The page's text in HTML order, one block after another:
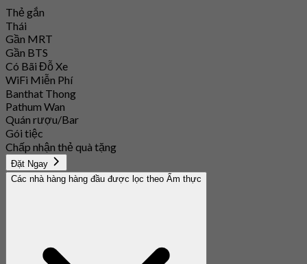
Thẻ gắn
Thái
Gần MRT
Gần BTS
Có Bãi Đỗ Xe
WiFi Miễn Phí
Banthat Thong
Pathum Wan
Quán rượu/Bar
Gói tiệc
Chấp nhận thẻ quà tặng
Đặt Ngay
Các nhà hàng hàng đầu được lọc theo Ẩm thực